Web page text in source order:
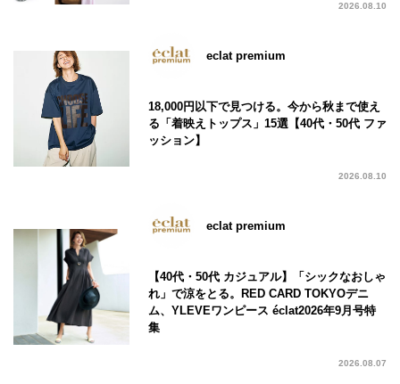
2026.08.10
eclat premium
18,000円以下で見つける。今から秋まで使え
る「着映えトップス」15選【40代・50代 ファ
ッション】
2026.08.10
eclat premium
【40代・50代 カジュアル】「シックなおしゃ
れ」で涼をとる。RED CARD TOKYOデニ
ム、YLEVEワンピース éclat2026年9月号特
集
2026.08.07